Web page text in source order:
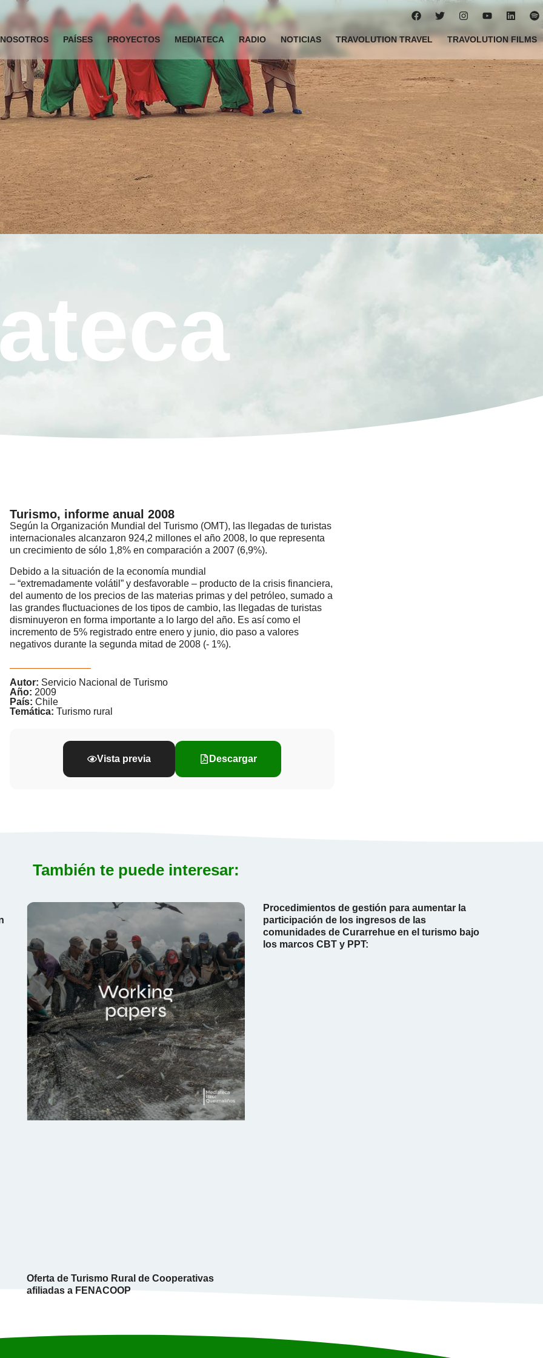
NOSOTROS PAÍSES PROYECTOS MEDIATECA RADIO NOTICIAS TRAVOLUTION TRAVEL TRAVOLUTION FILMS
Turismo, informe anual 2008
Según la Organización Mundial del Turismo (OMT), las llegadas de turistas
internacionales alcanzaron 924,2 millones el año 2008, lo que representa
un crecimiento de sólo 1,8% en comparación a 2007 (6,9%).
Debido a la situación de la economía mundial
– “extremadamente volátil” y desfavorable – producto de la crisis financiera,
del aumento de los precios de las materias primas y del petróleo, sumado a
las grandes fluctuaciones de los tipos de cambio, las llegadas de turistas
disminuyeron en forma importante a lo largo del año. Es así como el
incremento de 5% registrado entre enero y junio, dio paso a valores
negativos durante la segunda mitad de 2008 (- 1%).
Autor: Servicio Nacional de Turismo
Año: 2009
País: Chile
Temática: Turismo rural
Vista previa Descargar
También te puede interesar:
Oferta de Turismo Rural de Cooperativas
afiliadas a FENACOOP
Procedimientos de gestión para aumentar la
participación de los ingresos de las
comunidades de Curarrehue en el turismo bajo
los marcos CBT y PPT: